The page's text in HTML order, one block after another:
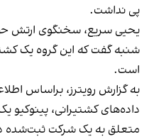
پی نداشت.
یحیی سریع، سخنگوی ارتش
شنبه گفت که این گروه یک
است.
به گزارش رویترز، براساس
داده‌های کشتیرانی، پینوکیو
متعلق به یک شرکت ثبت‌شده